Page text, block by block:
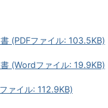
(PDFファイル: 103.5KB)
(Wordファイル: 19.9KB)
ァイル: 112.9KB)